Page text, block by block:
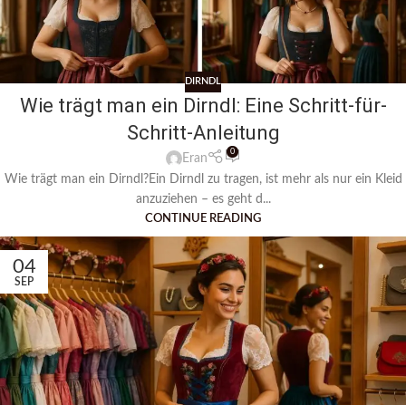
DIRNDL
Wie trägt man ein Dirndl: Eine Schritt-für-
Schritt-Anleitung
Eran
0
Wie trägt man ein Dirndl?Ein Dirndl zu tragen, ist mehr als nur ein Kleid
anzuziehen – es geht d...
CONTINUE READING
04
SEP